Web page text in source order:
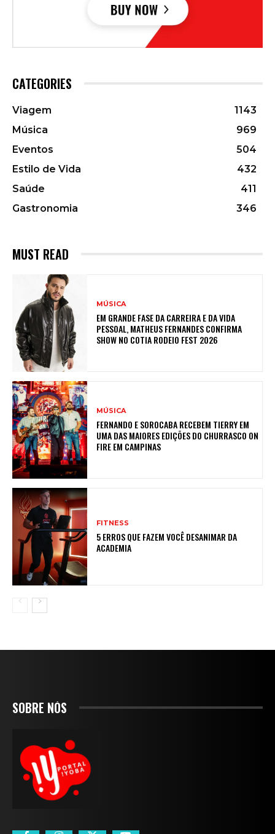
CATEGORIES
Viagem
1143
Música
969
Eventos
504
Estilo de Vida
432
Saúde
411
Gastronomia
346
MUST READ
MÚSICA
EM GRANDE FASE DA CARREIRA E DA VIDA
PESSOAL, MATHEUS FERNANDES CONFIRMA
SHOW NO COTIA RODEIO FEST 2026
MÚSICA
FERNANDO E SOROCABA RECEBEM TIERRY EM
UMA DAS MAIORES EDIÇÕES DO CHURRASCO ON
FIRE EM CAMPINAS
FITNESS
5 ERROS QUE FAZEM VOCÊ DESANIMAR DA
ACADEMIA
SOBRE NÓS